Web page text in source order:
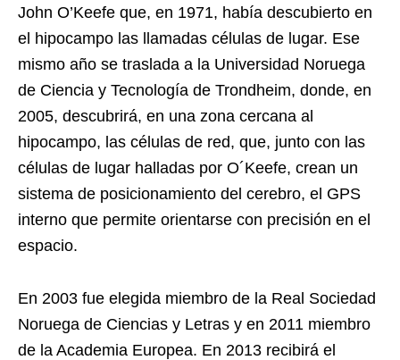
John O’Keefe que, en 1971, había descubierto en
el hipocampo las llamadas células de lugar. Ese
mismo año se traslada a la Universidad Noruega
de Ciencia y Tecnología de Trondheim, donde, en
2005, descubrirá, en una zona cercana al
hipocampo, las células de red, que, junto con las
células de lugar halladas por O´Keefe, crean un
sistema de posicionamiento del cerebro, el GPS
interno que permite orientarse con precisión en el
espacio.
En 2003 fue elegida miembro de la Real Sociedad
Noruega de Ciencias y Letras y en 2011 miembro
de la Academia Europea. En 2013 recibirá el